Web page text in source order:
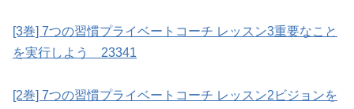
[3巻] 7つの習慣プライベートコーチ レッスン3重要なこと
を実行しよう 23341
[2巻] 7つの習慣プライベートコーチ レッスン2ビジョンを